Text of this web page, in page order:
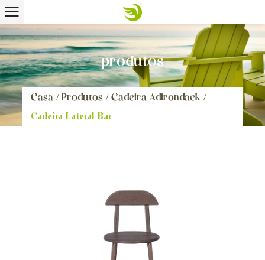
produtos
Casa /Produtos /Cadeira Adirondack /
Cadeira Lateral Bar